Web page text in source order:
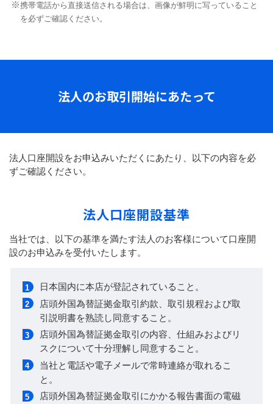
携帯電話から直接送信される場合は、画像が鮮明に写っていること
を必ずご確認ください。
法人のお取引開始にあたって
法人口座開設をお申込みいただくにあたり、以下の内容を必
ずご確認ください。
法人口座開設基準
当社では、以下の基準を満たす法人のお客様について口座開
設のお申込みを受付いたします。
日本国内に本店が登記されていること。
店頭外国為替証拠金取引約款、取引規程および取
引説明書を熟読し同意すること。
店頭外国為替証拠金取引の内容、仕組みおよびリ
スクについて十分理解し同意すること。
当社と電話や電子メールで常時連絡が取れるこ
と。
店頭外国為替証拠金取引にかかる報告書面の電磁